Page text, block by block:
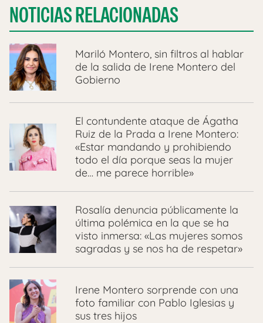
NOTICIAS RELACIONADAS
Mariló Montero, sin filtros al hablar
de la salida de Irene Montero del
Gobierno
El contundente ataque de Ágatha
Ruiz de la Prada a Irene Montero:
«Estar mandando y prohibiendo
todo el día porque seas la mujer
de… me parece horrible»
Rosalía denuncia públicamente la
última polémica en la que se ha
visto inmersa: «Las mujeres somos
sagradas y se nos ha de respetar»
Irene Montero sorprende con una
foto familiar con Pablo Iglesias y
sus tres hijos